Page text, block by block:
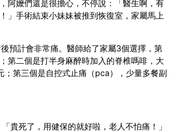
阿嬤們還是很擔心，不停說：「醫生啊，有
」手術結束小妹妹被推到恢復室，家屬馬上
預計會非常痛。醫師給了家屬3個選擇，第
第二個是打半身麻醉時加入的脊椎嗎啡，大
第三個是自控式止痛（pca），少量多餐副
貴死了，用健保的就好啦，老人不怕痛！」